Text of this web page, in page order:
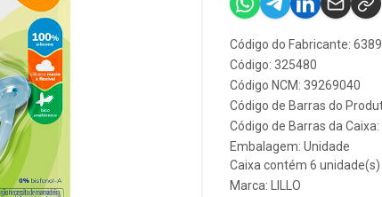
Código do Fabricante:
Código: 325480
Código NCM: 39269040
Código de Barras do
Código de Barras da
Embalagem: Unidade
Caixa contém 6 unidade(s)
Marca:
LILLO